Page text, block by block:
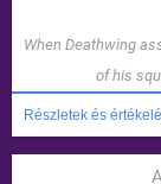
When Deathwing
of his
Részletek és